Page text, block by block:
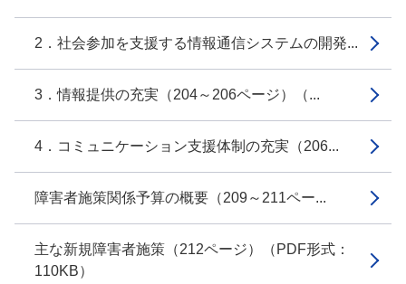
2．社会参加を支援する情報通信システムの開発...
3．情報提供の充実（204～206ページ）（...
4．コミュニケーション支援体制の充実（206...
障害者施策関係予算の概要（209～211ペー...
主な新規障害者施策（212ページ）（PDF形式：
110KB）